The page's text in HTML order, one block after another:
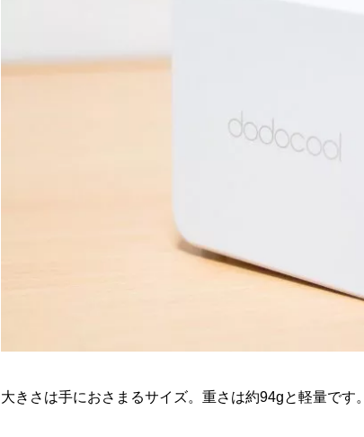
大きさは手におさまるサイズ。重さは約94gと軽量です。